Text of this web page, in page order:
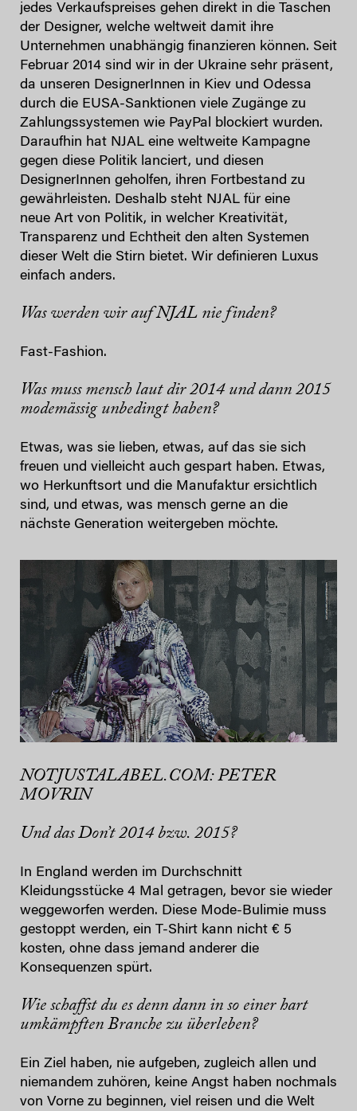
jedes Verkaufspreises gehen direkt in die Taschen
der Designer, welche weltweit damit ihre
Unternehmen unabhängig finanzieren können. Seit
Februar 2014 sind wir in der Ukraine sehr präsent,
da unseren DesignerInnen in Kiev und Odessa
durch die EUSA-Sanktionen viele Zugänge zu
Zahlungssystemen wie PayPal blockiert wurden.
Daraufhin hat NJAL eine weltweite Kampagne
gegen diese Politik lanciert, und diesen
DesignerInnen geholfen, ihren Fortbestand zu
gewährleisten. Deshalb steht NJAL für eine
neue Art von Politik, in welcher Kreativität,
Transparenz und Echtheit den alten Systemen
dieser Welt die Stirn bietet. Wir definieren Luxus
einfach anders.
Was werden wir auf NJAL nie finden?
Fast-Fashion.
Was muss mensch laut dir 2014 und dann 2015
modemässig unbedingt haben?
Etwas, was sie lieben, etwas, auf das sie sich
freuen und vielleicht auch gespart haben. Etwas,
wo Herkunftsort und die Manufaktur ersichtlich
sind, und etwas, was mensch gerne an die
nächste Generation weitergeben möchte.
NOTJUSTALABEL.COM: PETER
MOVRIN
Und das Don’t 2014 bzw. 2015?
In England werden im Durchschnitt
Kleidungsstücke 4 Mal getragen, bevor sie wieder
weggeworfen werden. Diese Mode-Bulimie muss
gestoppt werden, ein T-Shirt kann nicht € 5
kosten, ohne dass jemand anderer die
Konsequenzen spürt.
Wie schaffst du es denn dann in so einer hart
umkämpften Branche zu überleben?
Ein Ziel haben, nie aufgeben, zugleich allen und
niemandem zuhören, keine Angst haben nochmals
von Vorne zu beginnen, viel reisen und die Welt